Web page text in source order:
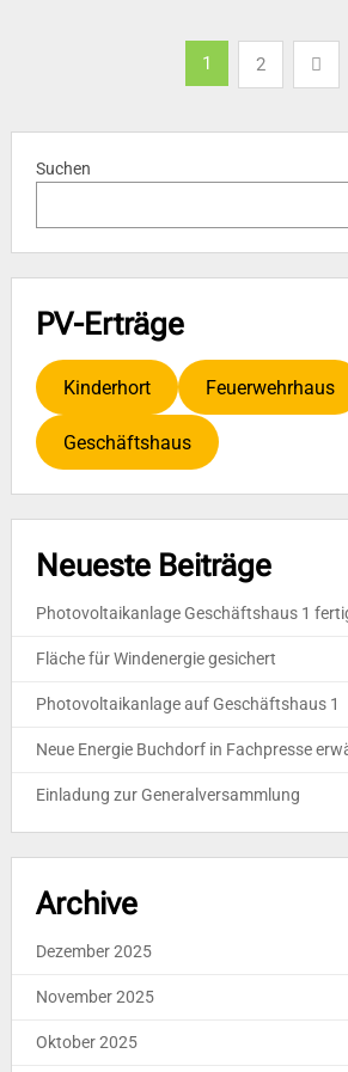
Seitennummerierung
1 2
Suchen
PV-Erträge
Kinderhort Feuerwehrhaus
Geschäftshaus
Neueste Beiträge
Photovoltaikanlage Geschäftshaus 1
Fläche für Windenergie gesichert
Photovoltaikanlage auf Geschäftshaus 1
Neue Energie Buchdorf in Fachpresse
Einladung zur Generalversammlung
Archive
Dezember 2025
November 2025
Oktober 2025